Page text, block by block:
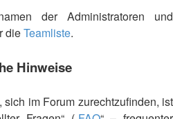
der Administratoren und
dieTeamliste.
Hinweise
im Forum zurechtzufinden, ist